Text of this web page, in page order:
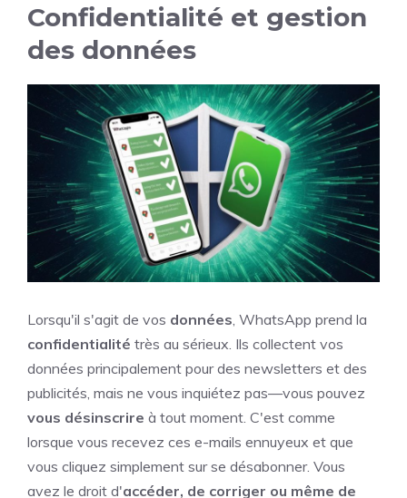
Confidentialité et gestion
des données
Lorsqu'il s'agit de vos données , WhatsApp prend la
confidentialité très au sérieux. Ils collectent vos
données principalement pour des newsletters et des
publicités, mais ne vous inquiétez pas—vous pouvez
vous désinscrire à tout moment. C'est comme
lorsque vous recevez ces e-mails ennuyeux et que
vous cliquez simplement sur se désabonner. Vous
avez le droit d'accéder, de corriger ou même de